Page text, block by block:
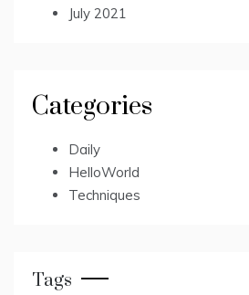
July 2021
Categories
Daily
HelloWorld
Techniques
Tags